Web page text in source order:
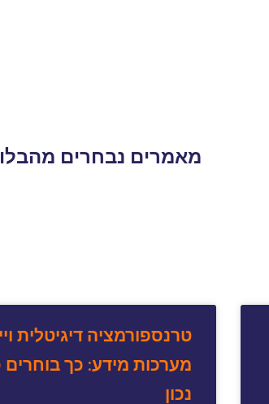
מאמרים נבחרים
טרנספורמציה דיגיטלית
מערכות מידע: כך בוחרים
נכון